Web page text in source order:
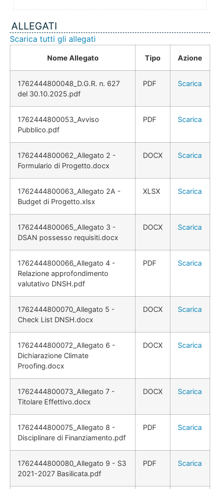
ALLEGATI
Scarica tutti gli allegati
Nome Allegato Tipo Azione
1762444800048_D.G.R. n. 627
del 30.10.2025.pdf
PDF Scarica
1762444800053_Avviso
Pubblico.pdf
PDF Scarica
1762444800062_Allegato 2 -
Formulario di Progetto.docx
DOCX Scarica
1762444800063_Allegato 2A -
Budget di Progetto.xlsx
XLSX Scarica
1762444800065_Allegato 3 -
DSAN possesso requisiti.docx
DOCX Scarica
1762444800066_Allegato 4 -
Relazione approfondimento
valutativo DNSH.pdf
PDF Scarica
1762444800070_Allegato 5 -
Check List DNSH.docx
DOCX Scarica
1762444800072_Allegato 6 -
Dichiarazione Climate
Proofing.docx
DOCX Scarica
1762444800073_Allegato 7 -
Titolare Effettivo.docx
DOCX Scarica
1762444800075_Allegato 8 -
Disciplinare di Finanziamento.pdf
PDF Scarica
1762444800080_Allegato 9 - S3
2021-2027 Basilicata.pdf
PDF Scarica